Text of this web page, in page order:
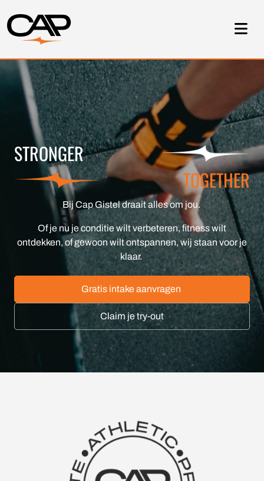
STRONGER
TOGETHER
Bij Cap Gistel draait alles om jou.
Of je nu je conditie wilt verbeteren, fitness wilt
ontdekken, of gewoon wilt ontspannen, wij staan voor je
klaar.
Gratis intake aanvragen
Claim je try-out